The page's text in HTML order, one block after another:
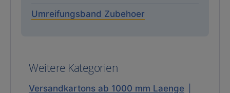
Umreifungsband Zubehoer
Weitere Kategorien
Versandkartons ab 1000 mm Laenge